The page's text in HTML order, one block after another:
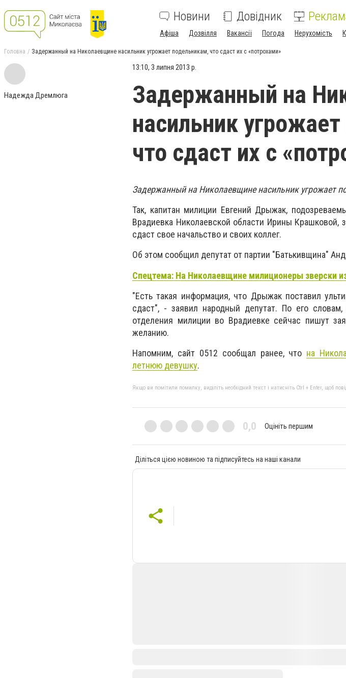
Новини Довідник
Афіша Дозвілля Вакансії Погода Нерухомість
Головна Задержанный на Николаевщине насильник угрожает подельникам, что сдаст их с «потрохами»
Надежда Дремлюга
13:10, 3 липня 2013 р.
Задержанный на
насильник
что сдаст их с
Задержанный на Николаевщине насильник угрожает
Так, капитан милиции Евгений Дрыжак,
Врадиевка Николаевской области Ирины Крашковой,
сдаст свое начальство и своих коллег.
Об этом сообщил депутат от партии "Батькивщина"
Спецтема: На Николаевщине милиционеры зверски
"Есть такая информация, что Дрыжак поставил
сдаст", - заявил народный депутат. По его словам,
отделения милиции во Врадиевке сейчас пишут
желанию.
Напомним, сайт 0512 сообщал ранее, что на
летнюю девушку.
Якщо ви помітили помилку, виділіть необхідний текст і натисніть Ctrl + Enter, щоб
0,0 Оцініть першим
Діліться цією новиною та підписуйтесь на наші канали